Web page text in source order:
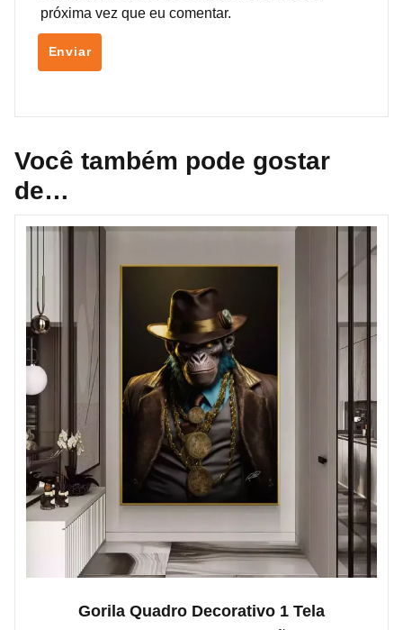
próxima vez que eu comentar.
Você também pode gostar
de…
Gorila Quadro Decorativo 1 Tela